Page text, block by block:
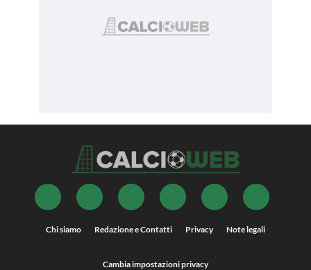
Chi siamo Redazione e Contatti Privacy Note legali
Cambia impostazioni privacy